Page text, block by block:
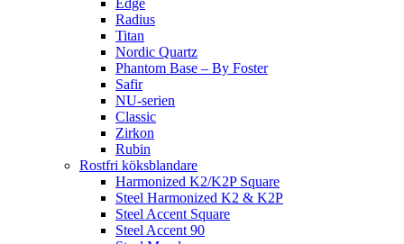
Edge
Radius
Titan
Nordic Quartz
Phantom Base – By Foster
Safir
NU-serien
Classic
Zirkon
Rubin
Rostfri köksblandare
Harmonized K2/K2P Square
Steel Harmonized K2 & K2P
Steel Accent Square
Steel Accent 90